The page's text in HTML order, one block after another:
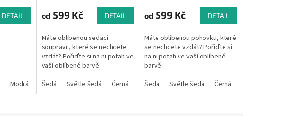
Šedomodrá Modrá Světle fialová Fialová Světle zelená khaki Zelená
DETAIL
Modrá Vínová Krémová Béžová
od 599 Kč DETAIL
Máte oblíbenou sedací
soupravu, které se nechcete
vzdát? Pořiďte si na ni potah ve
vaší oblíbené barvě.
Šedá
Světle šedá Černá Modrozelená
od 599 Kč DETAIL
Máte oblíbenou pohovku, které
se nechcete vzdát? Pořiďte si
na ni potah ve vaší oblíbené
barvě.
Šedá
Světle šedá Černá